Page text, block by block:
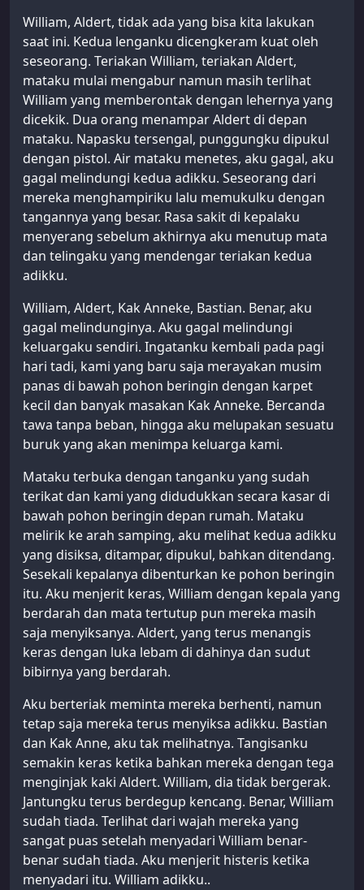
William, Aldert, tidak ada yang bisa kita lakukan
saat ini. Kedua lenganku dicengkeram kuat oleh
seseorang. Teriakan William, teriakan Aldert,
mataku mulai mengabur namun masih terlihat
William yang memberontak dengan lehernya yang
dicekik. Dua orang menampar Aldert di depan
mataku. Napasku tersengal, punggungku dipukul
dengan pistol. Air mataku menetes, aku gagal, aku
gagal melindungi kedua adikku. Seseorang dari
mereka menghampiriku lalu memukulku dengan
tangannya yang besar. Rasa sakit di kepalaku
menyerang sebelum akhirnya aku menutup mata
dan telingaku yang mendengar teriakan kedua
adikku.
William, Aldert, Kak Anneke, Bastian. Benar, aku
gagal melindunginya. Aku gagal melindungi
keluargaku sendiri. Ingatanku kembali pada pagi
hari tadi, kami yang baru saja merayakan musim
panas di bawah pohon beringin dengan karpet
kecil dan banyak masakan Kak Anneke. Bercanda
tawa tanpa beban, hingga aku melupakan sesuatu
buruk yang akan menimpa keluarga kami.
Mataku terbuka dengan tanganku yang sudah
terikat dan kami yang didudukkan secara kasar di
bawah pohon beringin depan rumah. Mataku
melirik ke arah samping, aku melihat kedua adikku
yang disiksa, ditampar, dipukul, bahkan ditendang.
Sesekali kepalanya dibenturkan ke pohon beringin
itu. Aku menjerit keras, William dengan kepala yang
berdarah dan mata tertutup pun mereka masih
saja menyiksanya. Aldert, yang terus menangis
keras dengan luka lebam di dahinya dan sudut
bibirnya yang berdarah.
Aku berteriak meminta mereka berhenti, namun
tetap saja mereka terus menyiksa adikku. Bastian
dan Kak Anne, aku tak melihatnya. Tangisanku
semakin keras ketika bahkan mereka dengan tega
menginjak kaki Aldert. William, dia tidak bergerak.
Jantungku terus berdegup kencang. Benar, William
sudah tiada. Terlihat dari wajah mereka yang
sangat puas setelah menyadari William benar-
benar sudah tiada. Aku menjerit histeris ketika
menyadari itu. William adikku..